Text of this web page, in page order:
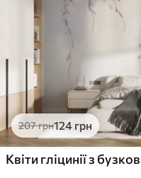
207грн124 грн